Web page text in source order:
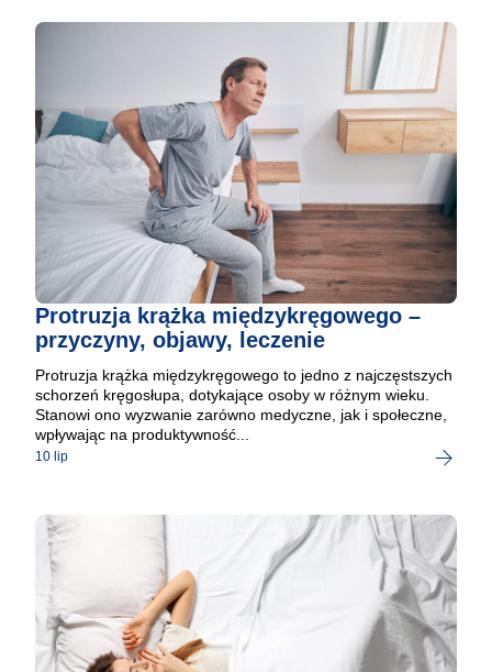
Protruzja krążka międzykręgowego –
przyczyny, objawy, leczenie
Protruzja krążka międzykręgowego to jedno z najczęstszych
schorzeń kręgosłupa, dotykające osoby w różnym wieku.
Stanowi ono wyzwanie zarówno medyczne, jak i społeczne,
wpływając na produktywność...
10 lip